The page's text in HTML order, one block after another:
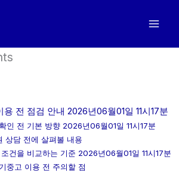
용 전 점검 안내 2026년06월01일 11시17분
인 전 기본 방향 2026년06월01일 11시17분
상담 전에 살펴볼 내용
건을 비교하는 기준 2026년06월01일 11시17분
중고 이용 전 주의할 점